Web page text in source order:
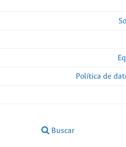
Política de
Buscar